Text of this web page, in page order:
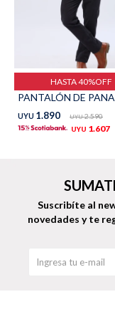
HASTA 40%OFF
PANTALÓN DE
UYU 1.890 UYU 2.590
UYU 1.607
Suscribíte al
novedades y te
Trabaja con nosotros